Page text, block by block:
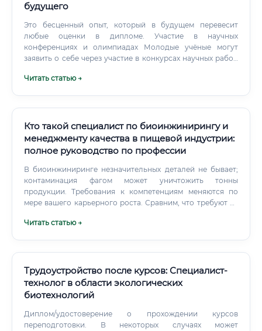
будущего
Это бесценный опыт, который в будущем перевесит
любые оценки в дипломе. Участие в научных
конференциях и олимпиадах Молодые учёные могут
заявить о себе через участие в конкурсах научных работ,
резюме, но и возможность познакомиться с будущими
Читать статью →
Кто такой специалист по биоинжинирингу и
менеджменту качества в пищевой индустрии:
полное руководство по профессии
В биоинжиниринге незначительных деталей не бывает;
контаминация фагом может уничтожить тонны
продукции. Требования к компетенциям меняются по
мере вашего карьерного роста. Сравним, что требуют от
такого объема требований.
Читать статью →
Трудоустройство после курсов: Специалист-
технолог в области экологических
биотехнологий
Диплом/удостоверение о прохождении курсов
переподготовки. В некоторых случаях может